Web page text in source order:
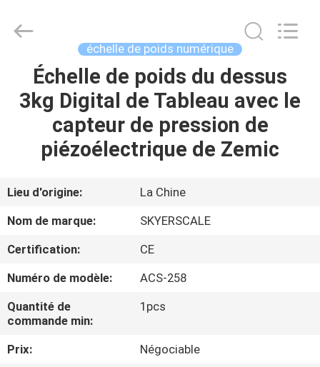
LA
MAISON
VIDÉOS
À
PROPOS
DE
Co.,Limited.
échelle de poids numérique
Échelle de poids du dessus
3kg Digital de Tableau avec le
capteur de pression de
piézoélectrique de Zemic
Lieu d'origine:
La Chine
Nom de marque:
SKYERSCALE
Certification:
CE
Numéro de modèle:
ACS-258
Quantité de
commande min:
1pcs
Prix:
Négociable